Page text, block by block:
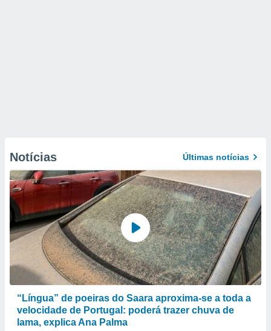
Notícias Últimas notícias
“Língua” de poeiras do Saara aproxima-se a toda a
velocidade de Portugal: poderá trazer chuva de
lama, explica Ana Palma